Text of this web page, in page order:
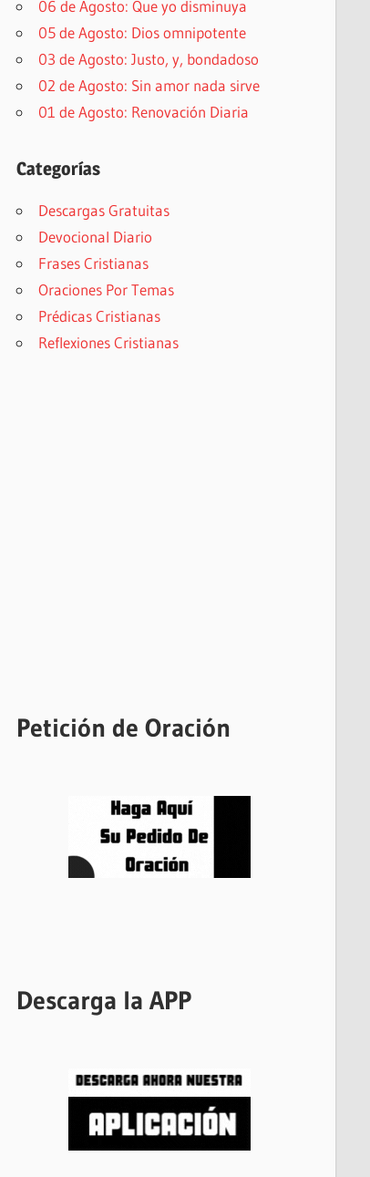
06 de Agosto: Que yo disminuya
05 de Agosto: Dios omnipotente
03 de Agosto: Justo, y, bondadoso
02 de Agosto: Sin amor nada sirve
01 de Agosto: Renovación Diaria
Categorías
Descargas Gratuitas
Devocional Diario
Frases Cristianas
Oraciones Por Temas
Prédicas Cristianas
Reflexiones Cristianas
Petición de Oración
Descarga la APP